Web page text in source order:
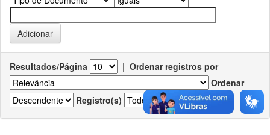
Resultados/Página | Ordenar registros por
Ordenar
Registro(s)